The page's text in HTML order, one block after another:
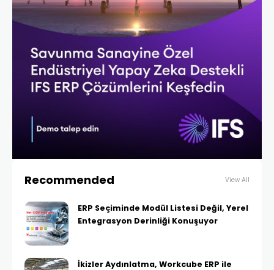
Recommended View All
ERP Seçiminde Modül Listesi Değil, Yerel
Entegrasyon Derinliği Konuşuyor
İkizler Aydınlatma, Workcube ERP ile